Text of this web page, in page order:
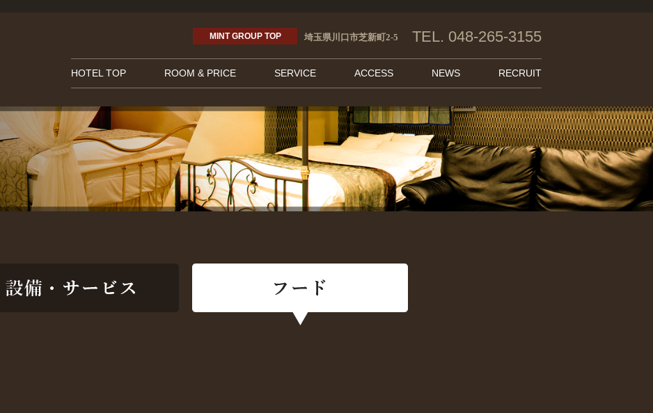
MINT GROUP TOP 埼玉県川口市芝新町2-5 TEL. 048-265-3155
HOTEL TOP ROOM & PRICE SERVICE ACCESS NEWS RECRUIT